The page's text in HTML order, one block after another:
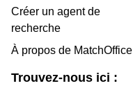
Créer un agent de
recherche
À propos de MatchOffice
Trouvez-nous ici :